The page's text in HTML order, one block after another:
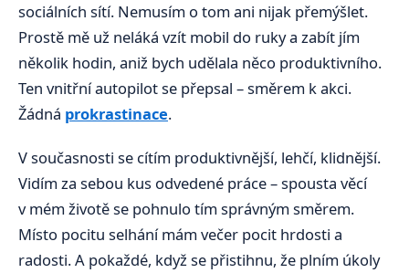
sociálních sítí. Nemusím o tom ani nijak přemýšlet.
Prostě mě už neláká vzít mobil do ruky a zabít jím
několik hodin, aniž bych udělala něco produktivního.
Ten vnitřní autopilot se přepsal – směrem k akci.
Žádná prokrastinace.
V současnosti se cítím produktivnější, lehčí, klidnější.
Vidím za sebou kus odvedené práce – spousta věcí
v mém životě se pohnulo tím správným směrem.
Místo pocitu selhání mám večer pocit hrdosti a
radosti. A pokaždé, když se přistihnu, že plním úkoly